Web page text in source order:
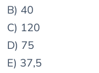
B) 40
C) 120
D) 75
E) 37,5